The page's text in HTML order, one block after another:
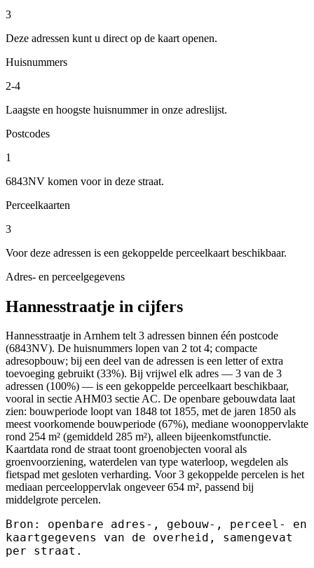
3
Deze adressen kunt u direct op de kaart openen.
Huisnummers
2-4
Laagste en hoogste huisnummer in onze adreslijst.
Postcodes
1
6843NV komen voor in deze straat.
Perceelkaarten
3
Voor deze adressen is een gekoppelde perceelkaart beschikbaar.
Adres- en perceelgegevens
Hannesstraatje in cijfers
Hannesstraatje in Arnhem telt 3 adressen binnen één postcode
(6843NV). De huisnummers lopen van 2 tot 4; compacte
adresopbouw; bij een deel van de adressen is een letter of extra
toevoeging gebruikt (33%). Bij vrijwel elk adres — 3 van de 3
adressen (100%) — is een gekoppelde perceelkaart beschikbaar,
vooral in sectie AHM03 sectie AC. De openbare gebouwdata laat
zien: bouwperiode loopt van 1848 tot 1855, met de jaren 1850 als
meest voorkomende bouwperiode (67%), mediane woonoppervlakte
rond 254 m² (gemiddeld 285 m²), alleen bijeenkomstfunctie.
Kaartdata rond de straat toont groenobjecten vooral als
groenvoorziening, waterdelen van type waterloop, wegdelen als
fietspad met gesloten verharding. Voor 3 gekoppelde percelen is het
mediaan perceeloppervlak ongeveer 654 m², passend bij
middelgrote percelen.
Bron: openbare adres-, gebouw-, perceel- en
kaartgegevens van de overheid, samengevat
per straat.